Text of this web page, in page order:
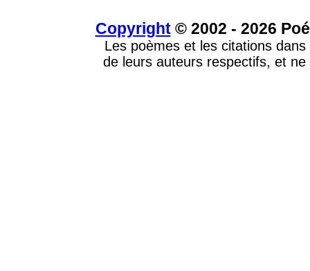
Copyright© 2002 - 2026
Les poèmes et les citations
de leurs auteurs respectifs, et